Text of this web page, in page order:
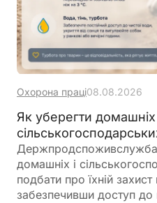
Охорона праці08.08.2026
Як уберегти домашніх
Держпродспоживслужба
домашніх і
подбати про їхній захист
забезпечивши доступ до